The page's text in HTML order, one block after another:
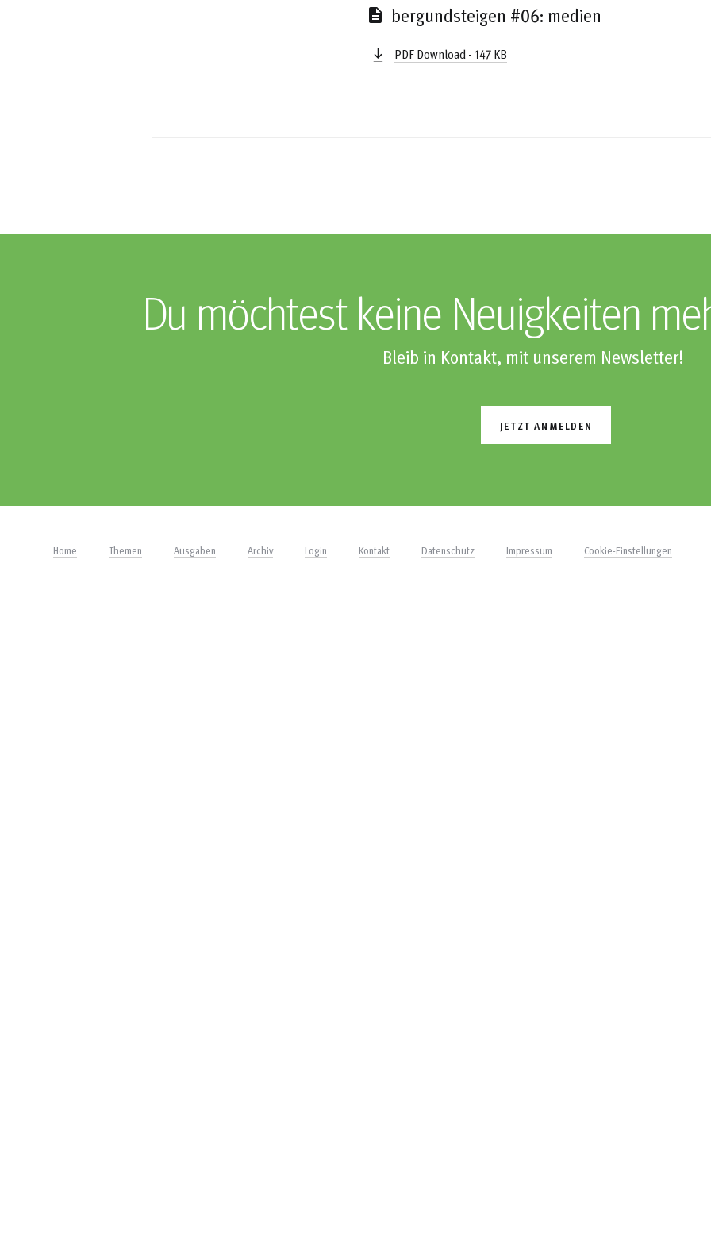
bergundsteigen #06: medien
PDF Download - 147 KB
Du möchtest keine Neuigkeiten
Bleib in Kontakt, mit unserem Newsletter!
JETZT ANMELDEN
Home Themen Ausgaben Archiv Login Kontakt Datenschutz Impressum Cookie-Einstellungen